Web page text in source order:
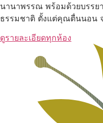
นานาพรรณ พร้อมด้วยบรร
ธรรมชาติ ตั้งแต่คุณตื่นนอน
ดูรายละเอียดทุกห้อง